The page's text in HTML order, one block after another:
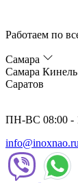
Работаем по
Самара
Самара Кинель
Саратов
ПН-ВС 08:00 -
info@inoxnao.ru